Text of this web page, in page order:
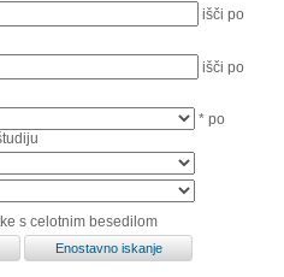
išči po
išči po
* po
s celotnim besedilom